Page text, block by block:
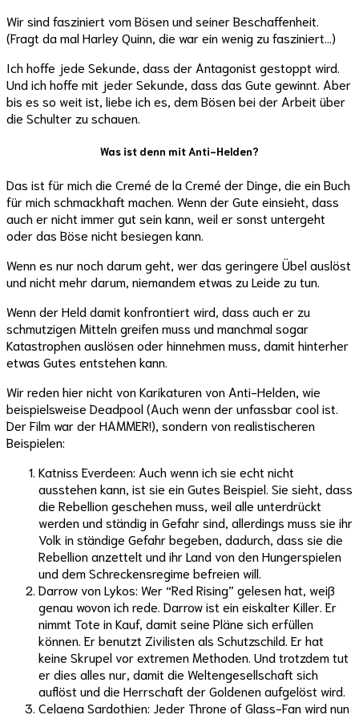
Wir sind fasziniert vom Bösen und seiner Beschaffenheit.
(Fragt da mal Harley Quinn, die war ein wenig zu fasziniert…)
Ich hoffe jede Sekunde, dass der Antagonist gestoppt wird.
Und ich hoffe mit jeder Sekunde, dass das Gute gewinnt. Aber
bis es so weit ist, liebe ich es, dem Bösen bei der Arbeit über
die Schulter zu schauen.
Was ist denn mit Anti-Helden?
Das ist für mich die Cremé de la Cremé der Dinge, die ein Buch
für mich schmackhaft machen. Wenn der Gute einsieht, dass
auch er nicht immer gut sein kann, weil er sonst untergeht
oder das Böse nicht besiegen kann.
Wenn es nur noch darum geht, wer das geringere Übel auslöst
und nicht mehr darum, niemandem etwas zu Leide zu tun.
Wenn der Held damit konfrontiert wird, dass auch er zu
schmutzigen Mitteln greifen muss und manchmal sogar
Katastrophen auslösen oder hinnehmen muss, damit hinterher
etwas Gutes entstehen kann.
Wir reden hier nicht von Karikaturen von Anti-Helden, wie
beispielsweise Deadpool (Auch wenn der unfassbar cool ist.
Der Film war der HAMMER!), sondern von realistischeren
Beispielen:
Katniss Everdeen: Auch wenn ich sie echt nicht
ausstehen kann, ist sie ein Gutes Beispiel. Sie sieht, dass
die Rebellion geschehen muss, weil alle unterdrückt
werden und ständig in Gefahr sind, allerdings muss sie ihr
Volk in ständige Gefahr begeben, dadurch, dass sie die
Rebellion anzettelt und ihr Land von den Hungerspielen
und dem Schreckensregime befreien will.
Darrow von Lykos: Wer “Red Rising” gelesen hat, weiß
genau wovon ich rede. Darrow ist ein eiskalter Killer. Er
nimmt Tote in Kauf, damit seine Pläne sich erfüllen
können. Er benutzt Zivilisten als Schutzschild. Er hat
keine Skrupel vor extremen Methoden. Und trotzdem tut
er dies alles nur, damit die Weltengesellschaft sich
auflöst und die Herrschaft der Goldenen aufgelöst wird.
Celaena Sardothien: Jeder Throne of Glass-Fan wird nun